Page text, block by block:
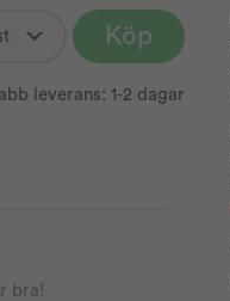
Köp
leverans: 1-2 dagar
bra!